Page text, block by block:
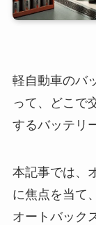
軽自動車のバ
って、どこで
するバッテリ
本記事では、
に焦点を当て
オートバック